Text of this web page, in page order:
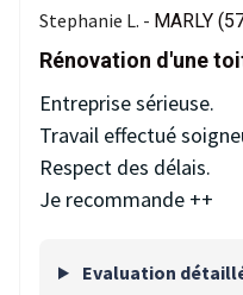
Stephanie L. - MARLY
Rénovation d'une
Entreprise sérieuse.
Travail effectué
Respect des délais.
Je recommande ++
Evaluation